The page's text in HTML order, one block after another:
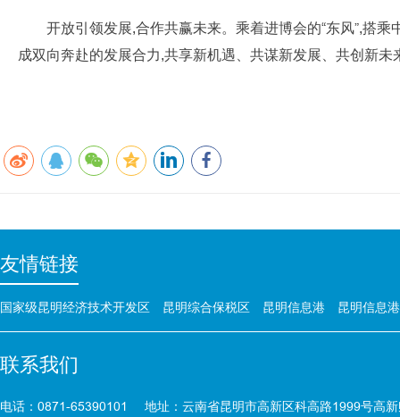
开放引领发展,合作共赢未来。乘着进博会的“东风”,搭
成双向奔赴的发展合力,共享新机遇、共谋新发展、共创新
友情链接
国家级昆明经济技术开发区 昆明综合保税区 昆明信息港 昆明信息
联系我们
电话：0871-65390101 地址：云南省昆明市高新区科高路1999号高